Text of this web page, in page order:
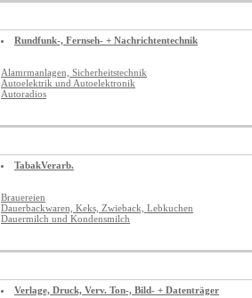
Rundfunk-, Fernseh- + Nachrichtentechnik
Alamrmanlagen, Sicherheitstechnik
Autoelektrik und Autoelektronik
Autoradios
TabakVerarb.
Brauereien
Dauerbackwaren, Keks, Zwieback, Lebkuchen
Dauermilch und Kondensmilch
Verlage, Druck, Verv. Ton-, Bild- + Datenträger